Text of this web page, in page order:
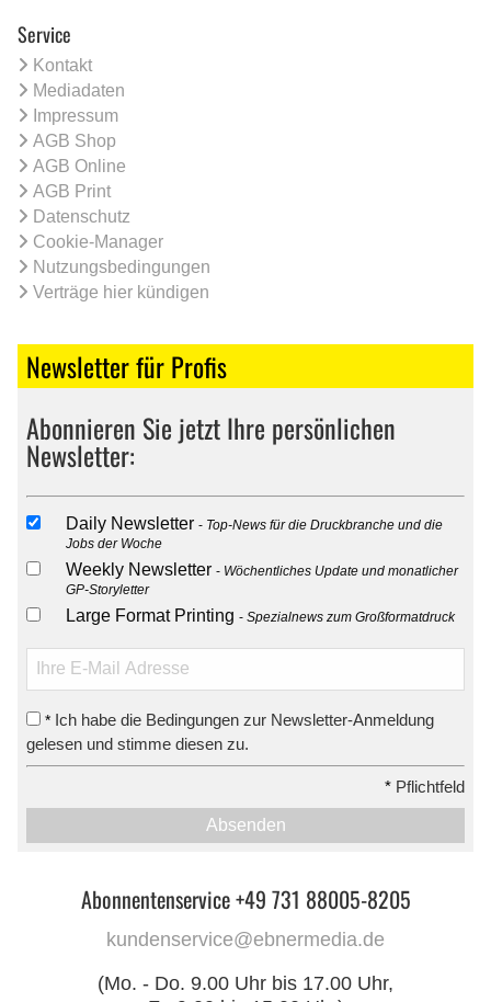
Service
Kontakt
Mediadaten
Impressum
AGB Shop
AGB Online
AGB Print
Datenschutz
Cookie-Manager
Nutzungsbedingungen
Verträge hier kündigen
Newsletter für Profis
Abonnieren Sie jetzt Ihre persönlichen
Newsletter:
Daily Newsletter
Top-News für die Druckbranche und die
Jobs der Woche
Weekly Newsletter
Wöchentliches Update und monatlicher
GP-Storyletter
Large Format Printing Spezialnews zum Großformatdruck
* Ich habe die Bedingungen zur Newsletter-Anmeldung
gelesen und stimme diesen zu.
* Pflichtfeld
Absenden
Abonnentenservice +49 731 88005-8205
kundenservice@ebnermedia.de
(Mo. - Do. 9.00 Uhr bis 17.00 Uhr,